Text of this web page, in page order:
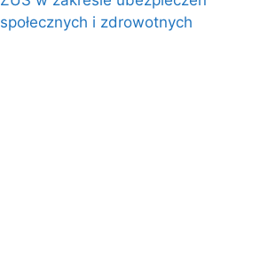
społecznych i zdrowotnych